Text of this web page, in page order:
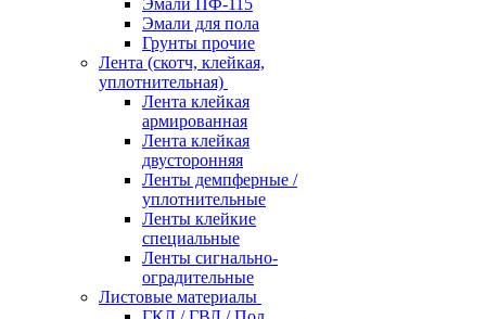
Эмали ПФ-115
Эмали для пола
Грунты прочие
Лента (скотч, клейкая,
уплотнительная)
Лента клейкая
армированная
Лента клейкая
двусторонняя
Ленты демпферные /
уплотнительные
Ленты клейкие
специальные
Ленты сигнально-
оградительные
Листовые материалы